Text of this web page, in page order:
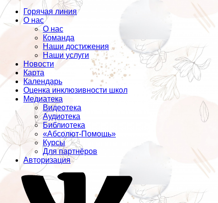
Горячая линия
О нас
О нас
Команда
Наши достижения
Наши услуги
Новости
Карта
Календарь
Оценка инклюзивности школ
Медиатека
Видеотека
Аудиотека
Библиотека
«Абсолют-Помощь»
Курсы
Для партнёров
Авторизация